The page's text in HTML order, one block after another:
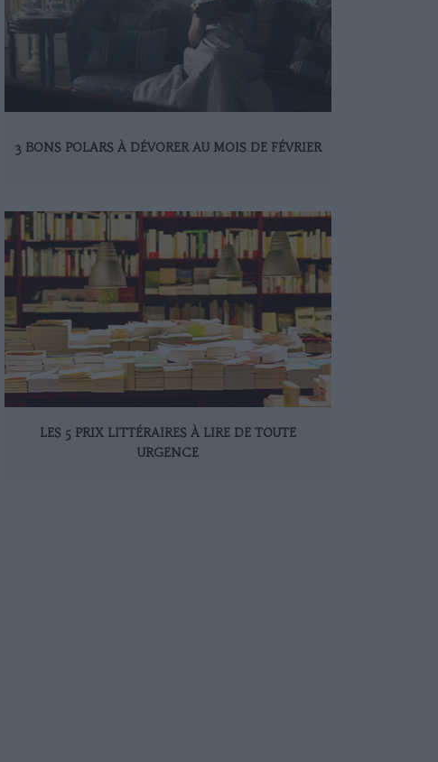
3 BONS POLARS À DÉVORER AU MOIS DE FÉVRIER
LES 5 PRIX LITTÉRAIRES À LIRE DE TOUTE
URGENCE